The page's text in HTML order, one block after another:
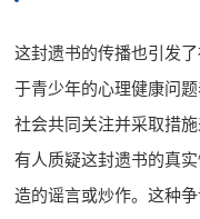
这封遗书的传播也引发
于青少年的心理健康问
社会共同关注并采取措
有人质疑这封遗书的真
造的谣言或炒作。这种